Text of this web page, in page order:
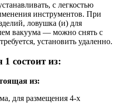
с легкостью
инструментов. При
ловушка (и) для
вакуума — можно снять с
установить удаленно.
состоит из:
из:
для размещения 4-х